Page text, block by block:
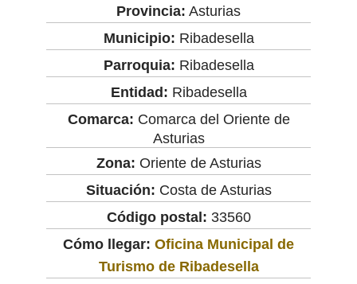
Provincia: Asturias
Municipio: Ribadesella
Parroquia: Ribadesella
Entidad: Ribadesella
Comarca: Comarca del Oriente de
Asturias
Zona: Oriente de Asturias
Situación: Costa de Asturias
Código postal: 33560
Cómo llegar: Oficina Municipal de
Turismo de Ribadesella